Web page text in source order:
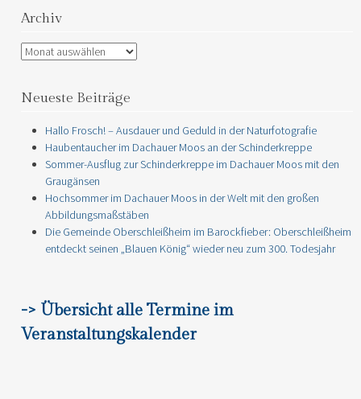
Archiv
Archiv
Neueste Beiträge
Hallo Frosch! – Ausdauer und Geduld in der Naturfotografie
Haubentaucher im Dachauer Moos an der Schinderkreppe
Sommer-Ausflug zur Schinderkreppe im Dachauer Moos mit den
Graugänsen
Hochsommer im Dachauer Moos in der Welt mit den großen
Abbildungsmaßstäben
Die Gemeinde Oberschleißheim im Barockfieber: Oberschleißheim
entdeckt seinen „Blauen König“ wieder neu zum 300. Todesjahr
-> Übersicht alle Termine im
Veranstaltungskalender